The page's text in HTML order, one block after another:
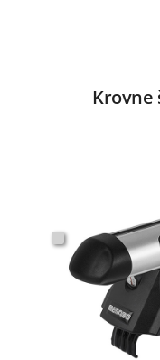
Krovne